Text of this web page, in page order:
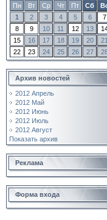
Пн
Вт Ср Чт Пт Сб
1
2 3 4 5 6
7
8
9 10 11 12 13
15
16 17 18 19 20
21
22
23 24 25 26 27
Архив новостей
2012 Апрель
2012 Май
2012 Июнь
2012 Июль
2012 Август
Показать архив
Реклама
Форма входа